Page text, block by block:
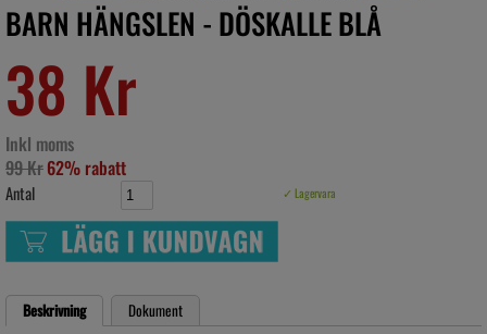
BARN HÄNGSLEN - DÖSKALLE BLÅ
38 Kr
Inkl moms
99 Kr62% rabatt
Antal ✓ Lagervara
Beskrivning
Dokument